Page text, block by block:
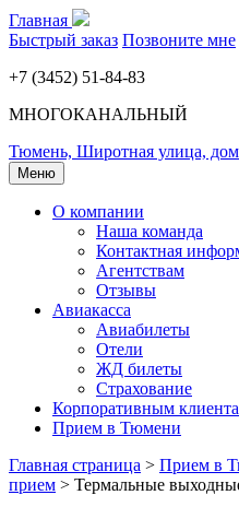
Главная
Быстрый заказ Позвоните мне
+7 (3452) 51-84-83
МНОГОКАНАЛЬНЫЙ
Тюмень, Широтная улица,
Меню
О компании
Наша команда
Контактная
Агентствам
Отзывы
Авиакасса
Авиабилеты
Отели
ЖД билеты
Страхование
Корпоративным
Прием в Тюмени
Главная страница > Прием в
прием > Термальные